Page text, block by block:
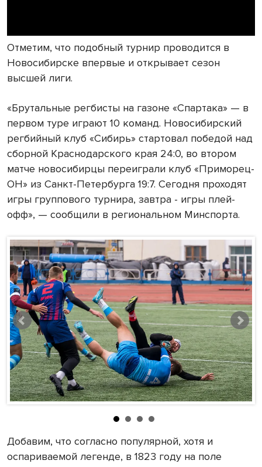
Отметим, что подобный турнир проводится в
Новосибирске впервые и открывает сезон
высшей лиги.
«Брутальные регбисты на газоне «Спартака» — в
первом туре играют 10 команд. Новосибирский
регбийный клуб «Сибирь» стартовал победой над
сборной Краснодарского края 24:0, во втором
матче новосибирцы переиграли клуб «Приморец-
ОН» из Санкт-Петербурга 19:7. Сегодня проходят
игры группового турнира, завтра - игры плей-
офф», — сообщили в региональном Минспорта.
Добавим, что согласно популярной, хотя и
оспариваемой легенде, в 1823 году на поле